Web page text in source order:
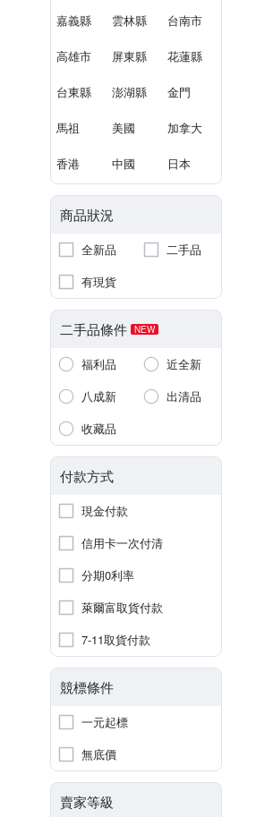
嘉義縣 雲林縣 台南市
高雄市 屏東縣 花蓮縣
台東縣 澎湖縣 金門
馬祖 美國 加拿大
香港 中國 日本
商品狀況
全新品
二手品
有現貨
二手品條件 NEW
福利品
近全新
八成新
出清品
收藏品
付款方式
現金付款
信用卡一次付清
分期0利率
萊爾富取貨付款
7-11取貨付款
競標條件
一元起標
無底價
賣家等級